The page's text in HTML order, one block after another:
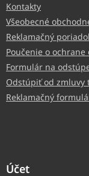
Kontakty
Všeobecné
Reklamačný
Poučenie o
Formulár na
Odstúpiť od zmluvy
Reklamačný
Účet